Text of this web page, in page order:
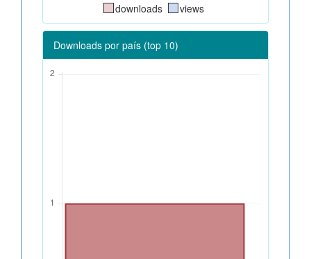
downloads views
Downloads por país (top 10)